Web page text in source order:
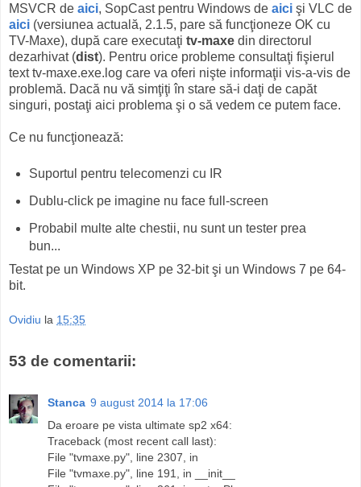
MSVCR de aici, SopCast pentru Windows de aici şi VLC de
aici (versiunea actuală, 2.1.5, pare să funcţioneze OK cu
TV-Maxe), după care executaţi tv-maxe din directorul
dezarhivat (dist). Pentru orice probleme consultaţi fişierul
text tv-maxe.exe.log care va oferi nişte informaţii vis-a-vis de
problemă. Dacă nu vă simţiţi în stare să-i daţi de capăt
singuri, postaţi aici problema şi o să vedem ce putem face.
Ce nu funcţionează:
Suportul pentru telecomenzi cu IR
Dublu-click pe imagine nu face full-screen
Probabil multe alte chestii, nu sunt un tester prea
bun...
Testat pe un Windows XP pe 32-bit şi un Windows 7 pe 64-
bit.
Ovidiu la 15:35
53 de comentarii:
Stanca 9 august 2014 la 17:06
Da eroare pe vista ultimate sp2 x64:
Traceback (most recent call last):
File "tvmaxe.py", line 2307, in
File "tvmaxe.py", line 191, in __init__